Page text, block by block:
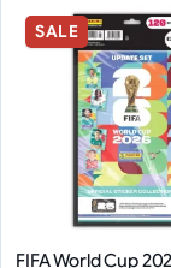
SALE
FIFA World Cup